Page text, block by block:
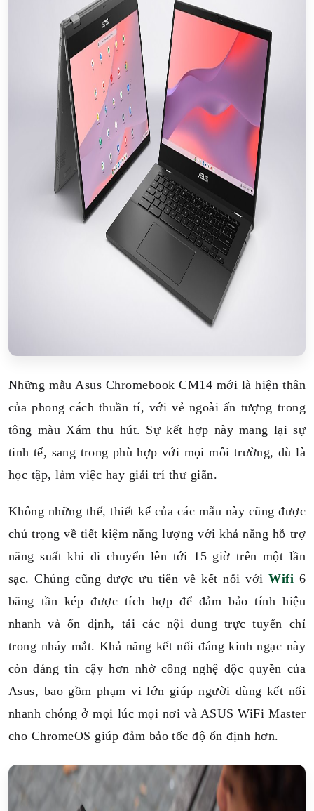
Những mẫu Asus Chromebook CM14 mới là hiện thân
của phong cách thuần tí, với vẻ ngoài ấn tượng trong
tông màu Xám thu hút. Sự kết hợp này mang lại sự
tinh tế, sang trong phù hợp với mọi môi trường, dù là
học tập, làm việc hay giải trí thư giãn.
Không những thế, thiết kế của các mẫu này cũng được
chú trọng về tiết kiệm năng lượng với khả năng hỗ trợ
năng suất khi di chuyển lên tới 15 giờ trên một lần
sạc. Chúng cũng được ưu tiên về kết nối vớiWifi 6
băng tần kép được tích hợp để đảm bảo tính hiệu
nhanh và ổn định, tải các nội dung trực tuyến chỉ
trong nháy mắt. Khả năng kết nối đáng kinh ngạc này
còn đáng tin cậy hơn nhờ công nghệ độc quyền của
Asus, bao gồm phạm vi lớn giúp người dùng kết nối
nhanh chóng ở mọi lúc mọi nơi và ASUS WiFi Master
cho ChromeOS giúp đảm bảo tốc độ ổn định hơn.